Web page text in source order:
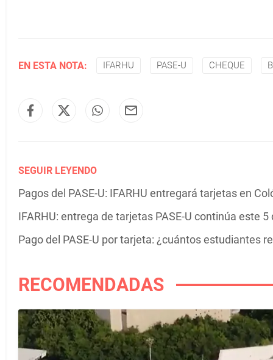
EN ESTA NOTA: IFARHU PASE-U CHEQUE
SEGUIR LEYENDO
Pagos del PASE-U: IFARHU entregará tarjetas en
IFARHU: entrega de tarjetas PASE-U continúa este
Pago del PASE-U por tarjeta: ¿cuántos estudiantes
RECOMENDADAS